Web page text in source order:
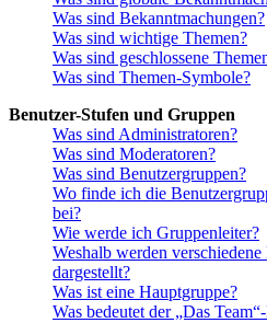
Was sind Bekanntmachungen?
Was sind wichtige Themen?
Was sind geschlossene
Was sind Themen-Symbole?
Benutzer-Stufen und Gruppen
Was sind Administratoren?
Was sind Moderatoren?
Was sind Benutzergruppen?
Wo finde ich die
bei?
Wie werde ich Gruppenleiter?
Weshalb werden
dargestellt?
Was ist eine Hauptgruppe?
Was bedeutet der „Das